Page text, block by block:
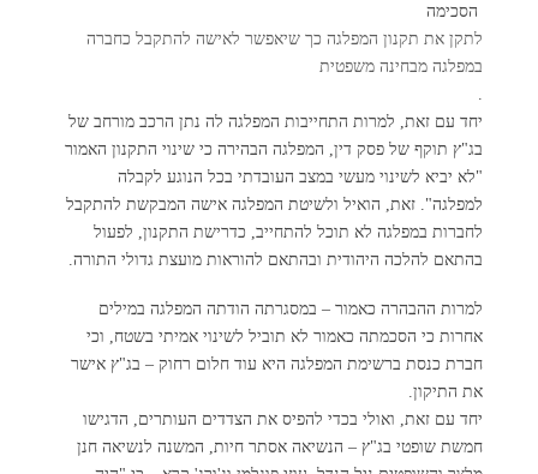
הסכימה
לתקן את תקנון המפלגה כך שיאפשר לאישה להתקבל כחברה
במפלגה מבחינה משפטית
.
יחד עם זאת, למרות התחייבות המפלגה לה נתן הרכב מורחב של
בג"ץ תוקף של פסק דין, המפלגה הבהירה כי שינוי התקנון האמור
"לא יביא לשינוי מעשי במצב העובדתי בכל הנוגע לקבלה
למפלגה". זאת, הואיל ולשיטת המפלגה אישה המבקשת להתקבל
לחברות במפלגה לא תוכל להתחייב, כדרישת התקנון, לפעול
בהתאם להלכה היהודית ובהתאם להוראות מועצת גדולי התורה.
למרות ההבהרה כאמור – במסגרתה הודתה המפלגה במילים
אחרות כי הסכמתה כאמור לא תוביל לשינוי אמיתי בשטח, וכי
חברת כנסת ברשימת המפלגה היא עוד חלום רחוק – בג"ץ אישר
את התיקון.
יחד עם זאת, ואולי בכדי להפיס את הצדדים העותרים, הדגישו
חמשת שופטי בג"ץ – הנשיאה אסתר חיות, המשנה לנשיאה חנן